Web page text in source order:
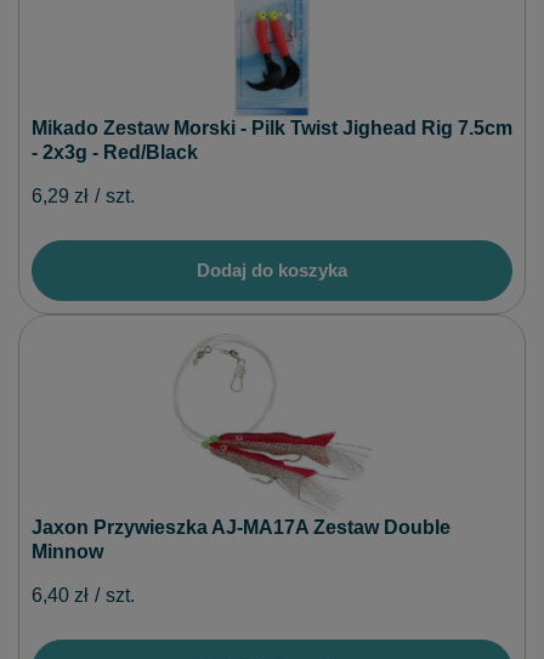
Mikado Zestaw Morski - Pilk Twist Jighead Rig 7.5cm
- 2x3g - Red/Black
6,29 zł / szt.
Dodaj do koszyka
Jaxon Przywieszka AJ-MA17A Zestaw Double
Minnow
6,40 zł / szt.